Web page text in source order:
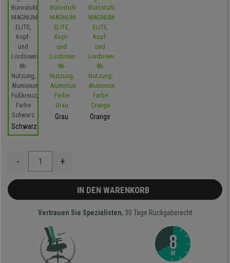
Schwarz
Grau Orange
- +
IN DEN WARENKORB
Vertrauen Sie Spezialisten, 30 Tage Rückgaberecht